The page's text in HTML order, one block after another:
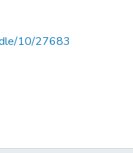
10/27683